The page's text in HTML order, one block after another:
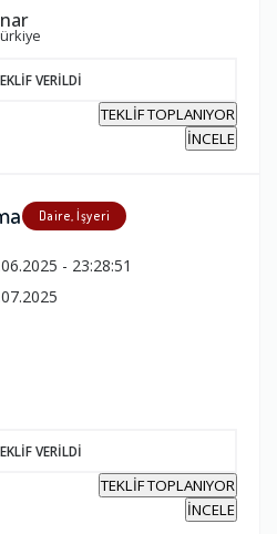
VERİLDİ
TEKLİF TOPLANIYOR
İNCELE
Daire, İşyeri
- 23:28:51
VERİLDİ
TEKLİF TOPLANIYOR
İNCELE